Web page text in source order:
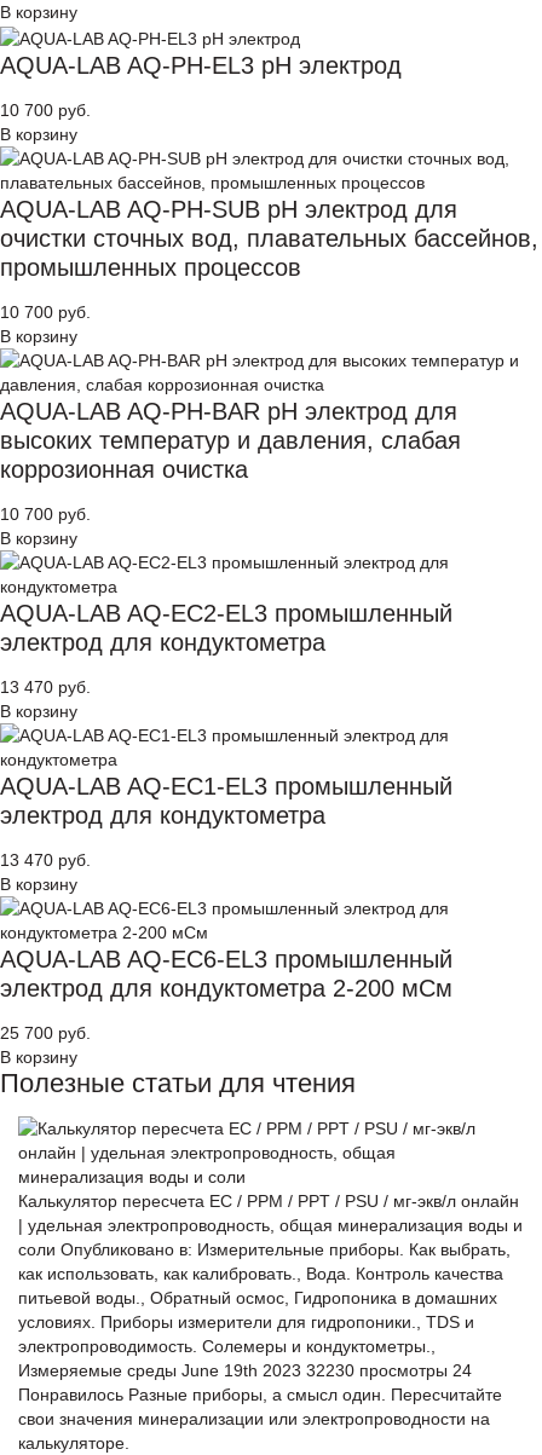
В корзину
AQUA-LAB AQ-PH-EL3 pH электрод
10 700 руб.
В корзину
AQUA-LAB AQ-PH-SUB pH электрод для
очистки сточных вод, плавательных бассейнов,
промышленных процессов
10 700 руб.
В корзину
AQUA-LAB AQ-PH-BAR pH электрод для
высоких температур и давления, слабая
коррозионная очистка
10 700 руб.
В корзину
AQUA-LAB AQ-EC2-EL3 промышленный
электрод для кондуктометра
13 470 руб.
В корзину
AQUA-LAB AQ-EC1-EL3 промышленный
электрод для кондуктометра
13 470 руб.
В корзину
AQUA-LAB AQ-EC6-EL3 промышленный
электрод для кондуктометра 2-200 мСм
25 700 руб.
В корзину
Полезные статьи для чтения
Калькулятор пересчета EC / PPM / PPT / PSU / мг-экв/л онлайн
| удельная электропроводность, общая минерализация воды и
соли Опубликовано в: Измерительные приборы. Как выбрать,
как использовать, как калибровать., Вода. Контроль качества
питьевой воды., Обратный осмос, Гидропоника в домашних
условиях. Приборы измерители для гидропоники., TDS и
электропроводимость. Солемеры и кондуктометры.,
Измеряемые среды June 19th 2023 32230 просмотры 24
Понравилось Разные приборы, а смысл один. Пересчитайте
свои значения минерализации или электропроводности на
калькуляторе.